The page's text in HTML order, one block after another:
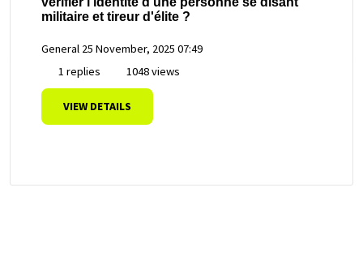
militaire et tireur d'élite ?
General 25 November, 2025 07:49
1 replies
1048 views
VIEW DETAILS